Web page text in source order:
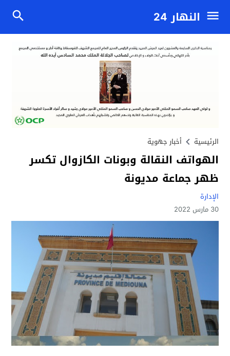
النهار 24
الرئيسية أخبار جهوية
الهواتف النقالة وبونات الكازوال تكسر
ظهر جماعة مديونة
الإدارة
30 مارس 2022